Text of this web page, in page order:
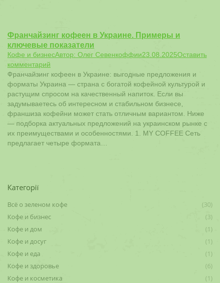
Франчайзинг кофеен в Украине. Примеры и
ключевые показатели
Кофе и бизнесАвтор: Олег Севенкоффии23.08.2025Оставить
комментарий
Франчайзинг кофеен в Украине: выгодные предложения и
форматы Украина — страна с богатой кофейной культурой и
растущим спросом на качественный напиток. Если вы
задумываетесь об интересном и стабильном бизнесе,
франшиза кофейни может стать отличным вариантом. Ниже
— подборка актуальных предложений на украинском рынке с
их преимуществами и особенностями. 1. MY COFFEE Сеть
предлагает четыре формата…
Категорії
Всё о зеленом кофе
(30)
Кофе и бизнес
(3)
Кофе и дом
(1)
Кофе и досуг
(1)
Кофе и еда
(1)
Кофе и здоровье
(6)
Кофе и косметика
(1)